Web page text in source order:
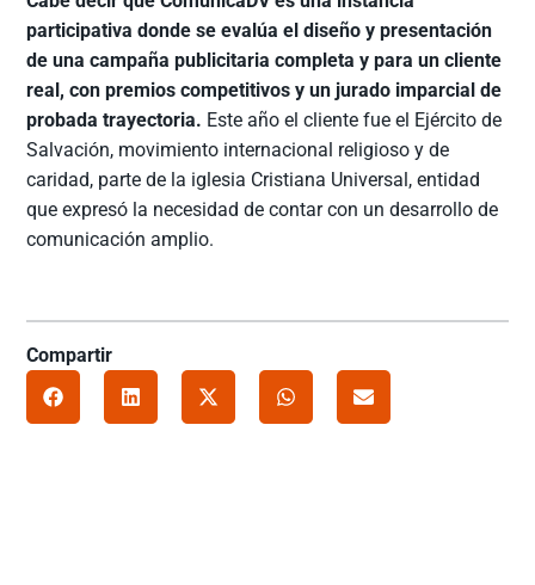
participativa donde se evalúa el diseño y presentación
de una campaña publicitaria completa y para un cliente
real, con premios competitivos y un jurado imparcial de
probada trayectoria. Este año el cliente fue el Ejército de
Salvación, movimiento internacional religioso y de
caridad, parte de la iglesia Cristiana Universal, entidad
que expresó la necesidad de contar con un desarrollo de
comunicación amplio.
Compartir